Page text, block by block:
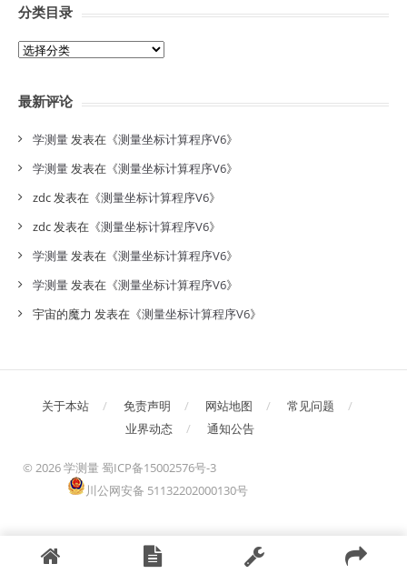
分类目录
分
录
最新评论
学测量发表在《测量坐标计算程序V6》
学测量发表在《测量坐标计算程序V6》
zdc发表在《测量坐标计算程序V6》
zdc发表在《测量坐标计算程序V6》
学测量发表在《测量坐标计算程序V6》
学测量发表在《测量坐标计算程序V6》
宇宙的魔力 发表在《测量坐标计算程序V6》
关于本站 免责声明 网站地图
常见问题
业界动态
通知公告
© 2026 学测量 蜀ICP备15002576号-3
川公网安备 51132202000130号